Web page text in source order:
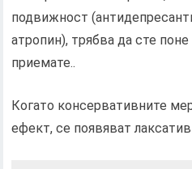
подвижност
атропин), трябва да сте
приемате..
Когато консервативните
ефект, се появяват